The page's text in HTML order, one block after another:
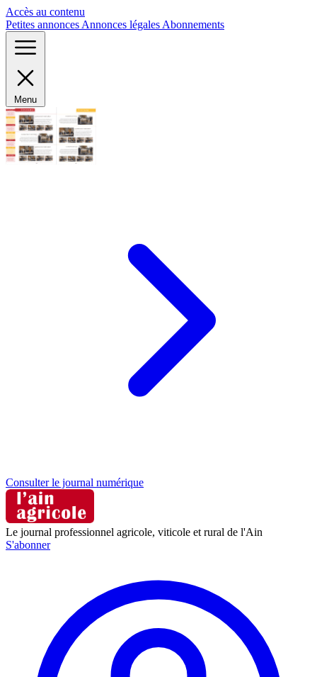
Accès au contenu
Petites annonces Annonces légales Abonnements
Menu
Consulter le journal numérique
Le journal professionnel agricole, viticole et rural de l'Ain
S'abonner
Panneau de gestion des cookies